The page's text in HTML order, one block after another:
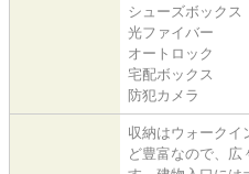
シューズボックス
光ファイバー
オートロック
宅配ボックス
防犯カメラ
収納はウォークイ
ど豊富なので、広